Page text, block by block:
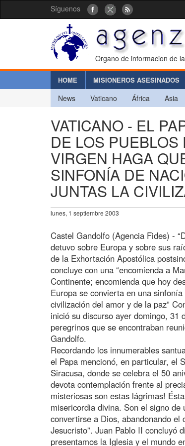
Síguenos
Organo de informacion de
HOME MISIONEROS ASESINADOS
News Vaticano África Asia
VATICANO - EL
DE LOS PUEBLOS
VIRGEN HAGA
SINFONÍA DE
JUNTAS LA
lunes, 1 septiembre 2003
Castel Gandolfo (Agencia Fides) -
detuvo sobre Europa y sobre sus
de la Exhortación Apostólica
concluye con una “encomienda a
Continente; encomienda que hoy
Europa se convierta en una
civilización del amor y de la paz”
inició su discurso ayer domingo, 31
peregrinos que se encontraban
Gandolfo.
Recordando los innumerables
el Papa mencionó, en particular, el
Siracusa, donde se celebra el 50
devota contemplación frente al
misteriosas son estas lágrimas!
misericordia divina. Son el signo
convertirse a Dios, abandonando
Jesucristo”. Juan Pablo II concluyó
presentamos la Iglesia y el mundo